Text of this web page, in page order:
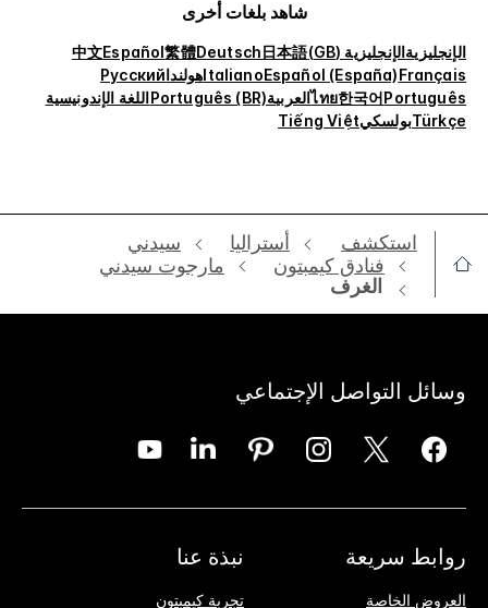
شاهد بلغات أخرى
الإنجليزيةالإنجليزية (GB) 日本語
Deutsch
繁體
Español
中文
Français
Español (España)
ItalianoهولنداРусский
Português
한국어
ไทยالعربيةPortuguês (BR)اللغة الإندونيسية
TürkçeبولسكيTiếng Việt
استكشف أستراليا
سيدني
فنادق كيمبتون
مارجوت سيدني
الغرف
وسائل التواصل الإجتماعي
روابط سريعة
العروض الخاصة
نبذة عنا
تجربة كيمبتون